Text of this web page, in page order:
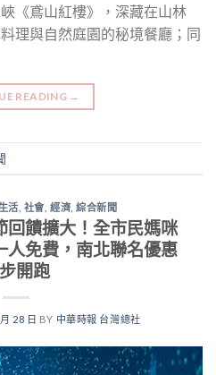
《鳶山紅樓》，深藏在山林
理與自然庭園的秘境餐廳；同
READING →
活 社會,經濟 ,綜合新聞
回饋擴大！全市民媽咪
人免費，南北聯名優惠
開跑
28 日 BY 中華時報 台灣總社